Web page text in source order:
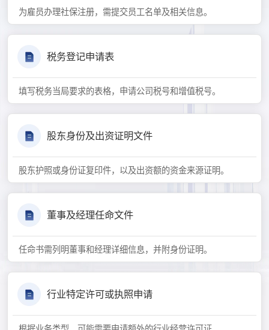
为雇员办理社保注册，需提交员工名单及相关信息。
税务登记申请表
填写税务当局要求的表格，申请公司税号和增值税号。
股东身份及出资证明文件
股东护照或身份证复印件，以及出资额的资金来源证明。
董事及经理任命文件
任命书需列明董事和经理详细信息，并附身份证明。
行业特定许可或执照申请